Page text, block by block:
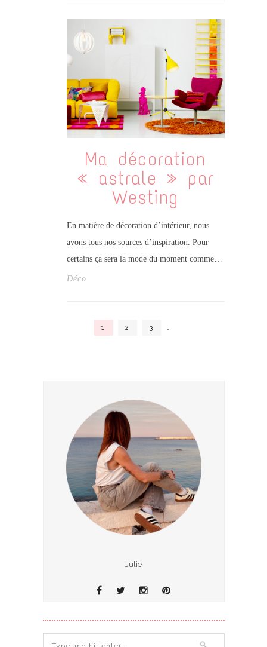
Ma décoration
« astrale » par
Westing
En matière de décoration d’intérieur, nous
avons tous nos sources d’inspiration. Pour
certains ça sera la mode du moment comme…
Déco
1 2 3 …
Julie